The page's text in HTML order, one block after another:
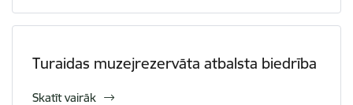
Turaidas muzejrezervāta atbalsta biedrība
Skatīt vairāk